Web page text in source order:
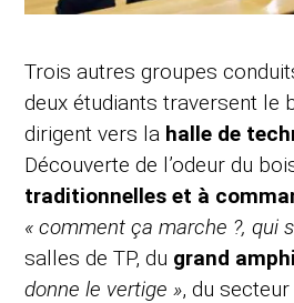
Trois autres groupes
deux étudiants traversent le
dirigent vers la halle de
Découverte de l’odeur du
traditionnelles et à
« comment ça marche ?, qui
salles de TP, du grand
donne le vertige », du